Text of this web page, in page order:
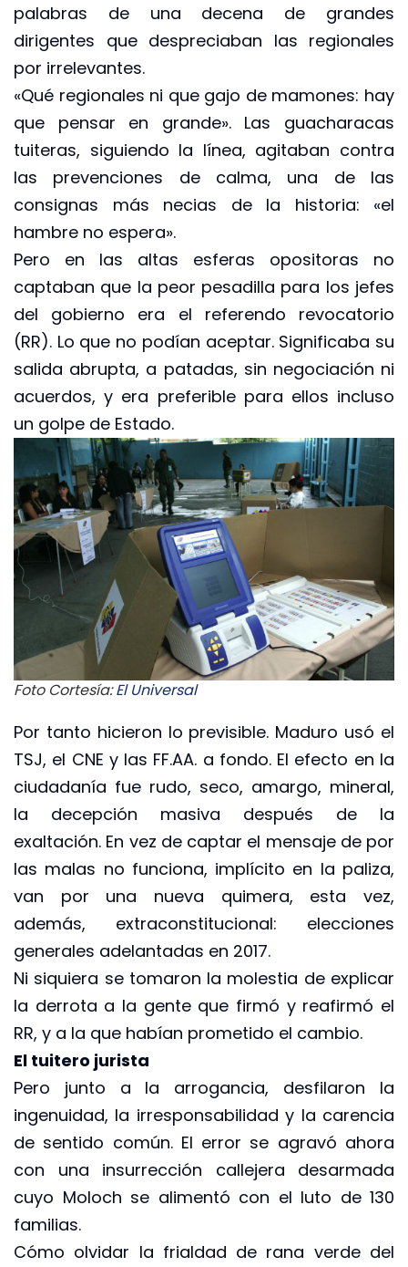
palabras de una decena de grandes
dirigentes que despreciaban las regionales
por irrelevantes.
«Qué regionales ni que gajo de mamones: hay
que pensar en grande». Las guacharacas
tuiteras, siguiendo la línea, agitaban contra
las prevenciones de calma, una de las
consignas más necias de la historia: «el
hambre no espera».
Pero en las altas esferas opositoras no
captaban que la peor pesadilla para los jefes
del gobierno era el referendo revocatorio
(RR). Lo que no podían aceptar. Significaba su
salida abrupta, a patadas, sin negociación ni
acuerdos, y era preferible para ellos incluso
un golpe de Estado.
Foto Cortesía:El Universal
Por tanto hicieron lo previsible. Maduro usó el
TSJ, el CNE y las FF.AA. a fondo. El efecto en la
ciudadanía fue rudo, seco, amargo, mineral,
la decepción masiva después de la
exaltación. En vez de captar el mensaje de por
las malas no funciona, implícito en la paliza,
van por una nueva quimera, esta vez,
además, extraconstitucional: elecciones
generales adelantadas en 2017.
Ni siquiera se tomaron la molestia de explicar
la derrota a la gente que firmó y reafirmó el
RR, y a la que habían prometido el cambio.
El tuitero jurista
Pero junto a la arrogancia, desfilaron la
ingenuidad, la irresponsabilidad y la carencia
de sentido común. El error se agravó ahora
con una insurrección callejera desarmada
cuyo Moloch se alimentó con el luto de 130
familias.
Cómo olvidar la frialdad de rana verde del